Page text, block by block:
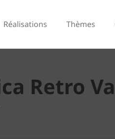
Réalisations Thèmes
Retro